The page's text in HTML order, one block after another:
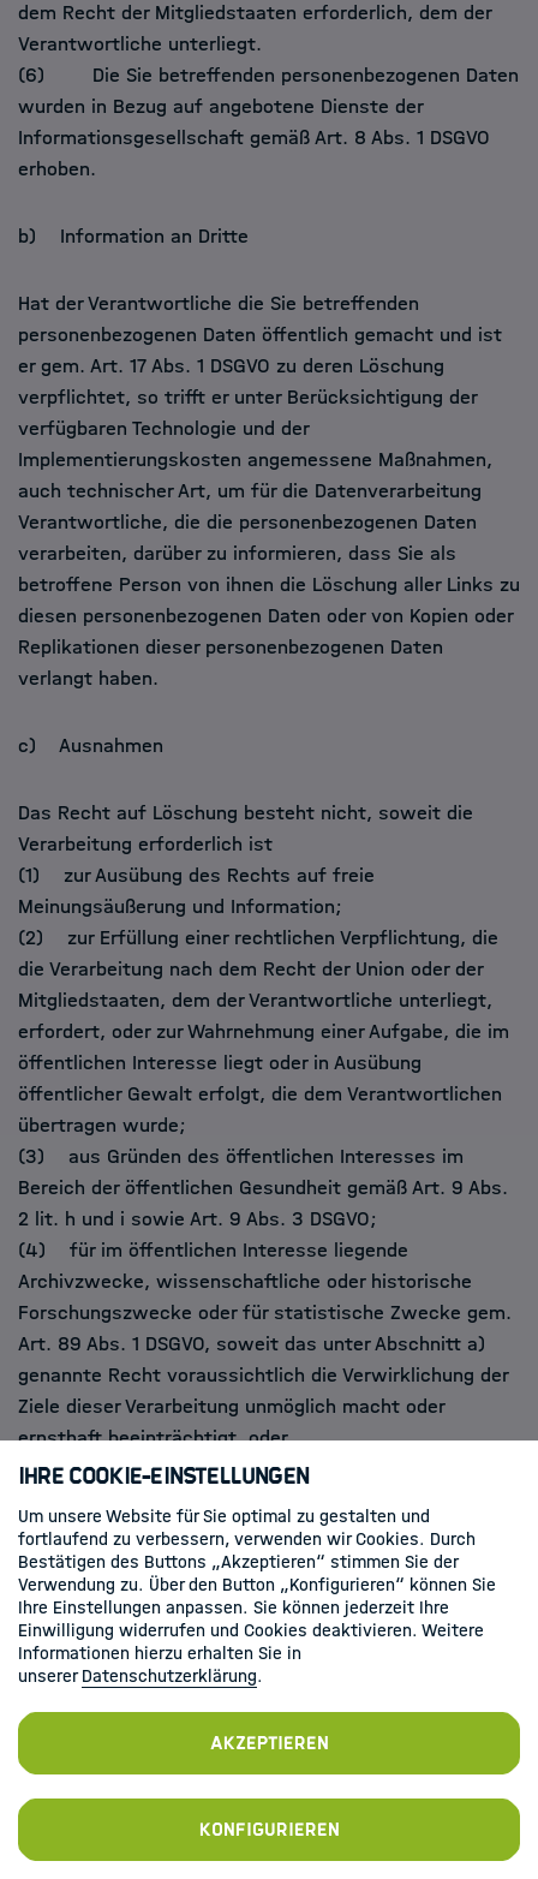
dem Recht der Mitgliedstaaten erforderlich, dem der
Verantwortliche unterliegt.
(6) Die Sie betreffenden personenbezogenen Daten
wurden in Bezug auf angebotene Dienste der
Informationsgesellschaft gemäß Art. 8 Abs. 1 DSGVO
erhoben.
b) Information an Dritte
Hat der Verantwortliche die Sie betreffenden
personenbezogenen Daten öffentlich gemacht und ist
er gem. Art. 17 Abs. 1 DSGVO zu deren Löschung
verpflichtet, so trifft er unter Berücksichtigung der
verfügbaren Technologie und der
Implementierungskosten angemessene Maßnahmen,
auch technischer Art, um für die Datenverarbeitung
Verantwortliche, die die personenbezogenen Daten
verarbeiten, darüber zu informieren, dass Sie als
betroffene Person von ihnen die Löschung aller Links zu
diesen personenbezogenen Daten oder von Kopien oder
Replikationen dieser personenbezogenen Daten
verlangt haben.
c) Ausnahmen
Das Recht auf Löschung besteht nicht, soweit die
Verarbeitung erforderlich ist
(1) zur Ausübung des Rechts auf freie
Meinungsäußerung und Information;
(2) zur Erfüllung einer rechtlichen Verpflichtung, die
die Verarbeitung nach dem Recht der Union oder der
Mitgliedstaaten, dem der Verantwortliche unterliegt,
erfordert, oder zur Wahrnehmung einer Aufgabe, die im
öffentlichen Interesse liegt oder in Ausübung
öffentlicher Gewalt erfolgt, die dem Verantwortlichen
übertragen wurde;
(3) aus Gründen des öffentlichen Interesses im
Bereich der öffentlichen Gesundheit gemäß Art. 9 Abs.
2 lit. h und i sowie Art. 9 Abs. 3 DSGVO;
(4) für im öffentlichen Interesse liegende
Archivzwecke, wissenschaftliche oder historische
Forschungszwecke oder für statistische Zwecke gem.
Art. 89 Abs. 1 DSGVO, soweit das unter Abschnitt a)
genannte Recht voraussichtlich die Verwirklichung der
Ziele dieser Verarbeitung unmöglich macht oder
ernsthaft beeinträchtigt, oder
(5) zur Geltendmachung, Ausübung oder Verteidigung
5. Recht auf Unterrichtung
Haben Sie das Recht auf Berichtigung, Löschung oder
Einschränkung der Verarbeitung gegenüber dem
verpflichtet, allen Empfängern, denen die Sie
betreffenden personenbezogenen Daten offengelegt
oder Einschränkung der Verarbeitung mitzuteilen, es sei
denn, dies erweist sich als unmöglich oder ist mit
Ihre Cookie-Einstellungen
Um unsere Website für Sie optimal zu gestalten und
fortlaufend zu verbessern, verwenden wir Cookies. Durch
Bestätigen des Buttons „Akzeptieren“ stimmen Sie der
Verwendung zu. Über den Button „Konfigurieren“ können Sie
Ihre Einstellungen anpassen. Sie können jederzeit Ihre
Einwilligung widerrufen und Cookies deaktivieren. Weitere
Informationen hierzu erhalten Sie in
unsererDatenschutzerklärung.
Akzeptieren
Konfigurieren